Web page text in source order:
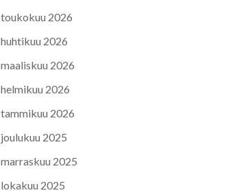
toukokuu 2026
huhtikuu 2026
maaliskuu 2026
helmikuu 2026
tammikuu 2026
joulukuu 2025
marraskuu 2025
lokakuu 2025